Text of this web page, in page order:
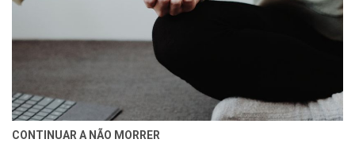
CONTINUAR A NÃO MORRER